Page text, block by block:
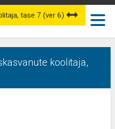
koolitaja,
tase 7 (ver 6)